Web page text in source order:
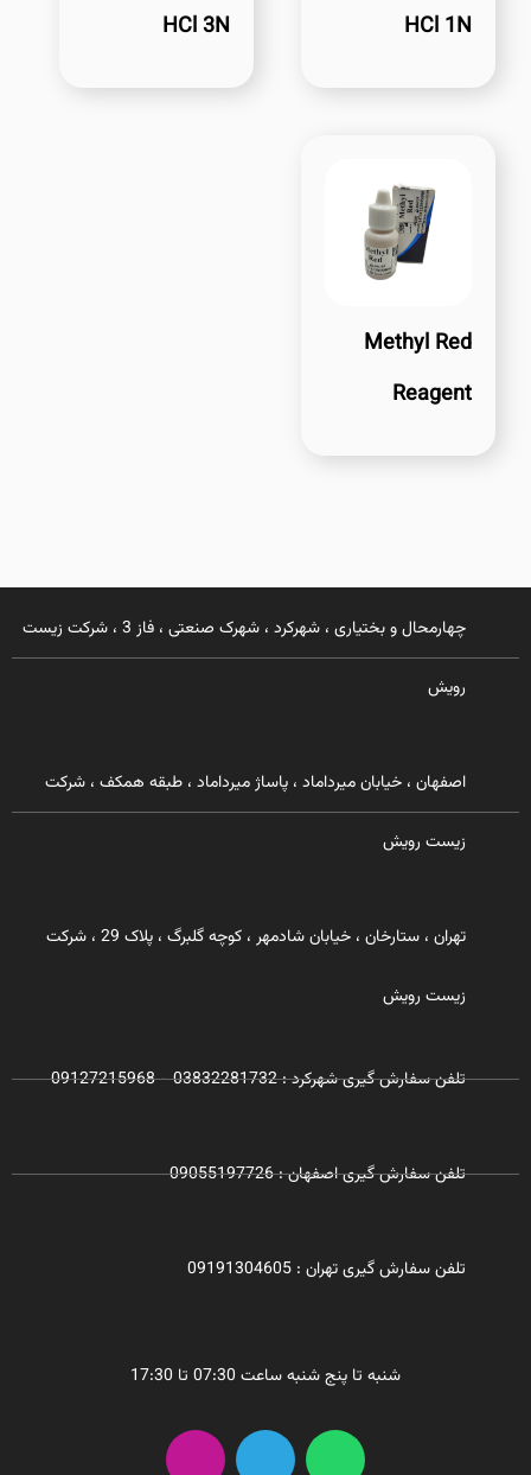
HCl 1N
HCl 3N
Methyl Red
Reagent
چهارمحال و بختیاری ، شهرکرد ، شهرک صنعتی ، فاز 3 ، شرکت زیست
رویش
اصفهان ، خیابان میرداماد ، پاساژ میرداماد ، طبقه همکف ، شرکت
زیست رویش
تهران ، ستارخان ، خیابان شادمهر ، کوچه گلبرگ ، پلاک 29 ، شرکت
زیست رویش
تلفن سفارش گیری شهرکرد : 03832281732 - 09127215968
تلفن سفارش گیری اصفهان : 09055197726
تلفن سفارش گیری تهران : 09191304605
شنبه تا پنج شنبه ساعت 07:30 تا 17:30
W
T
I